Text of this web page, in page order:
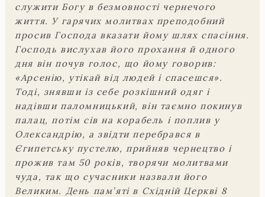
служити Богу в безмовності чернечого
життя. У гарячих молитвах преподобний
просив Господа вказати йому шлях спасіння.
Господь вислухав його прохання й одного
дня він почув голос, що йому говорив:
«Арсенію, утікай від людей і спасешся».
Тоді, знявши із себе розкішний одяг і
надівши паломницький, він таємно покинув
палац, потім сів на корабель і поплив у
Олександрію, а звідти перебрався в
Єгипетську пустелю, прийняв чернецтво і
прожив там 50 років, творячи молитвами
чуда, так що сучасники назвали його
Великим. День пам’яті в Східній Церкві 8